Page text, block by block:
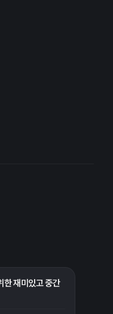
재미있고 중간